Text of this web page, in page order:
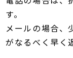
す。
メールの場合、
がなるべく早く